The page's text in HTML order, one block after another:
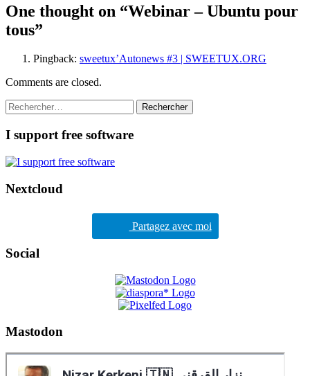
One thought on “Webinar – Ubuntu pour
tous”
Pingback: sweetux’Autonews #3 | SWEETUX.ORG
Comments are closed.
Rechercher :
I support free software
Nextcloud
Partagez avec moi
Social
Mastodon